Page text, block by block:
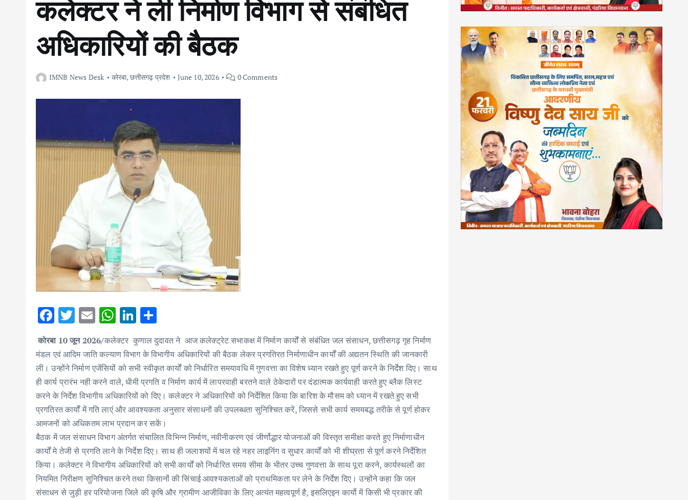
कलेक्टर ने ली निर्माण विभाग से संबंधित
अधिकारियों की बैठक
IMNB News Desk कोरबा, छत्तीसगढ़ प्रदेश June 10, 2026 0 Comments
F
e
b
o
o
k
T
it
te
r
E
ai
l
W
at
s
A
p
p
Li
k
e
dI
n
ar
e
कोरबा 10 जून 2026/कलेक्टर कुणाल दुदावत ने आज कलेक्ट्रेट सभाकक्ष में निर्माण कार्यों से संबंधित जल संसाधन, छत्तीसगढ़ गृह निर्माण
मंडल एवं आदिम जाति कल्याण विभाग के विभागीय अधिकारियों की बैठक लेकर प्रगतिरत निर्माणाधीन कार्यों की अद्यतन स्थिति की जानकारी
ली। उन्होंने निर्माण एजेंसियों को सभी स्वीकृत कार्यों को निर्धारित समयावधि में गुणवत्ता का विशेष ध्यान रखते हुए पूर्ण करने के निर्देश दिए। साथ
ही कार्य प्रारंभ नही करने वाले, धीमी प्रगति व निर्माण कार्य में लापरवाही बरतने वाले ठेकेदारों पर दंडात्मक कार्यवाही करते हुए ब्लैक लिस्ट
करने के निर्देश विभागीय अधिकारियों को दिए। कलेक्टर ने अधिकारियों को निर्देशित किया कि बारिश के मौसम को ध्यान में रखते हुए सभी
प्रगतिरत कार्यों में गति लाएं और आवश्यकता अनुसार संसाधनों की उपलब्धता सुनिश्चित करें, जिससे सभी कार्य समयबद्ध तरीके से पूर्ण होकर
आमजनों को अधिकतम लाभ प्रदान कर सकें।
बैठक में जल संसाधन विभाग अंतर्गत संचालित विभिन्न निर्माण, नवीनीकरण एवं जीर्णोद्धार योजनाओं की विस्तृत समीक्षा करते हुए निर्माणाधीन
कार्यों मे तेजी से प्रगति लाने के निर्देश दिए। साथ ही जलाशयों में चल रहे नहर लाइनिंग व सुधार कार्यों को भी शीघ्रता से पूर्ण करने निर्देशित
किया। कलेक्टर ने विभागीय अधिकारियों को सभी कार्यों को निर्धारित समय सीमा के भीतर उच्च गुणवत्ता के साथ पूरा करने, कार्यस्थलों का
नियमित निरीक्षण सुनिश्चित करने तथा किसानों की सिंचाई आवश्यकताओं को प्राथमिकता पर लेने के निर्देश दिए। उन्होंने कहा कि जल
संसाधन से जुड़ी हर परियोजना जिले की कृषि और ग्रामीण आजीविका के लिए अत्यंत महत्वपूर्ण है, इसलिएइन कार्याे में किसी भी प्रकार की